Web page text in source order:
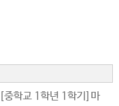
학교 1학년 1학기]마